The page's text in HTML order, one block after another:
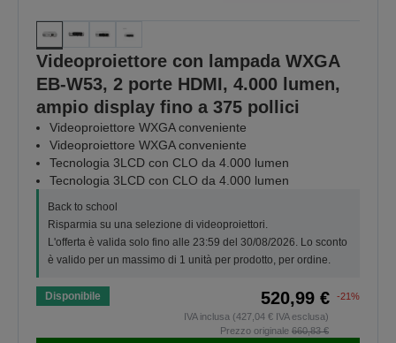
Videoproiettore con lampada WXGA
EB-W53, 2 porte HDMI, 4.000 lumen,
ampio display fino a 375 pollici
Videoproiettore WXGA conveniente
Videoproiettore WXGA conveniente
Tecnologia 3LCD con CLO da 4.000 lumen
Tecnologia 3LCD con CLO da 4.000 lumen
Back to school
Risparmia su una selezione di videoproiettori.
L'offerta è valida solo fino alle 23:59 del 30/08/2026. Lo sconto
è valido per un massimo di 1 unità per prodotto, per ordine.
Disponibile 520,99 €
-21%
IVA inclusa (427,04 € IVA esclusa)
Prezzo originale 660,83 €